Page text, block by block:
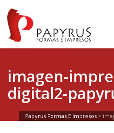
imagen-
digital2-
Papyrus Formas E Impresos >